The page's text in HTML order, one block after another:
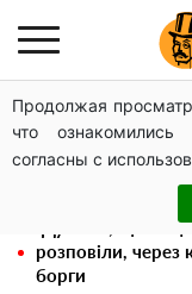
Продолжая
что
согласны с
Місяць без
на тисячі
Повністю гола
таких розмірів
розповіли, через
борги